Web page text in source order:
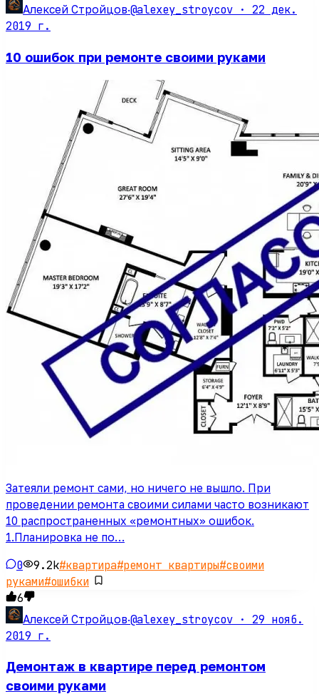
Алексей Стройцов·@alexey_stroycov · 22 дек.
2019 г.
10 ошибок при ремонте своими руками
Затеяли ремонт сами, но ничего не вышло. При
проведении ремонта своими силами часто возникают
10 распространенных «ремонтных» ошибок.
1.Планировка не по…
0 9.2k#квартира#ремонт квартиры#своими
руками#ошибки
6
Алексей Стройцов·@alexey_stroycov · 29 нояб.
2019 г.
Демонтаж в квартире перед ремонтом
своими руками